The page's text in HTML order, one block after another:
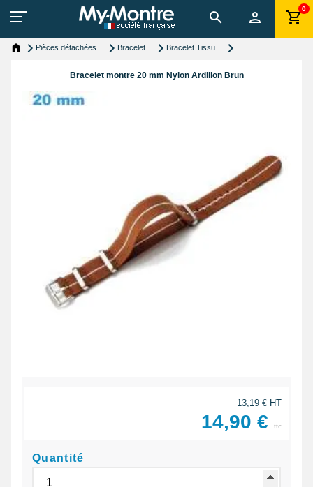
0
Pièces détachées Bracelet Bracelet Tissu
Bracelet montre 20 mm Nylon Ardillon Brun
13,19 € HT
14,90 € ttc
Quantité